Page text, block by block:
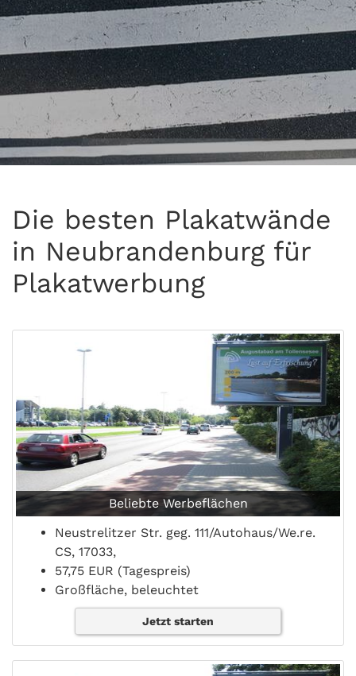
Die besten Plakatwände
in Neubrandenburg für
Plakatwerbung
Beliebte Werbeflächen
Neustrelitzer Str. geg. 111/Autohaus/We.re.
CS, 17033,
57,75 EUR (Tagespreis)
Großfläche, beleuchtet
Jetzt starten